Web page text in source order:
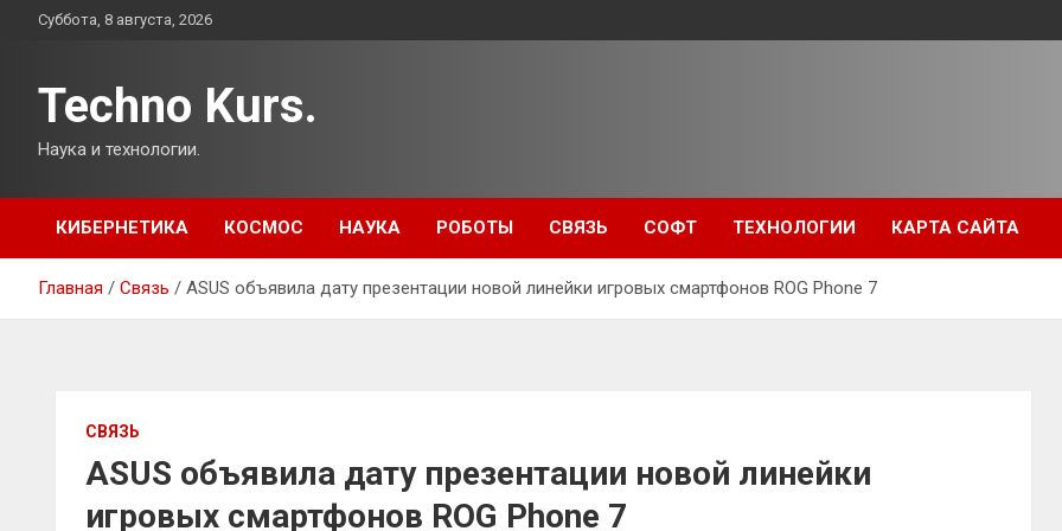
ПерейтиСуббота, 8 августа, 2026
Techno Kurs.
Наука и технологии.
КИБЕРНЕТИКА КОСМОС НАУКА РОБОТЫ СВЯЗЬ СОФТ ТЕХНОЛОГИИ КАРТА САЙТА
Главная Связь ASUS объявила дату презентации новой линейки игровых смартфонов ROG Phone 7
СВЯЗЬ
ASUS объявила дату презентации новой линейки
игровых смартфонов ROG Phone 7